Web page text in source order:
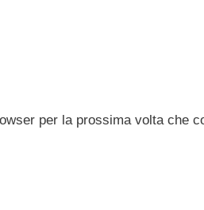
per la prossima volta che